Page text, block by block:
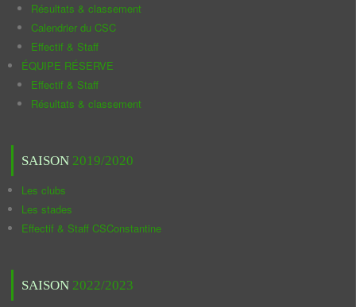
Résultats & classement
Calendrier du CSC
Effectif & Staff
ÉQUIPE RÉSERVE
Effectif & Staff
Résultats & classement
SAISON 2019/2020
Les clubs
Les stades
Effectif & Staff CSConstantine
SAISON 2022/2023